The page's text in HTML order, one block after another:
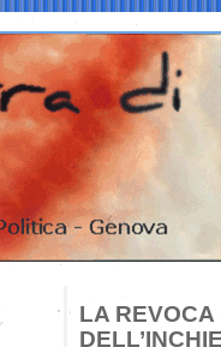
LA REVOCA